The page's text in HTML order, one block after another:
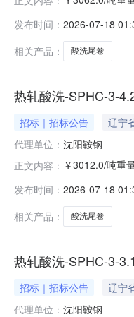
求产线名称:冷
发布时间： 2026-07-18
相关产品：
酸洗尾卷
热轧酸洗-SPHC-3-
招标｜招标公告 辽宁
代理单位： 沈阳鞍钢
正文内容： ￥3012.0/吨重
产线名称:冷轧
发布时间： 2026-07-18
相关产品：
酸洗尾卷
热轧酸洗-SPHC-3-
招标｜招标公告 辽宁
代理单位： 沈阳鞍钢